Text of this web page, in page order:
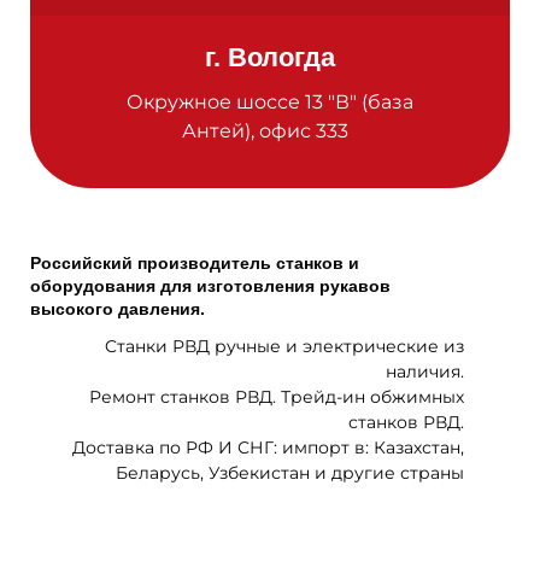
г. Вологда
Окружное шоссе 13 "В" (база
Антей), офис 333
Cтанки РВД ручные и электрические из
наличия.
Ремонт станков РВД. Трейд-ин обжимных
станков РВД.
Доставка по РФ И СНГ: импорт в: Казахстан,
Беларусь, Узбекистан и другие страны
Российский производитель станков и
оборудования для изготовления рукавов
высокого давления.